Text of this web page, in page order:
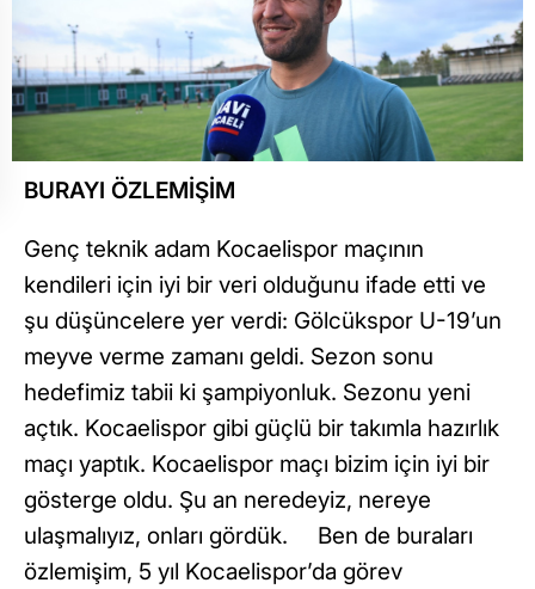
BURAYI ÖZLEMİŞİM
Genç teknik adam Kocaelispor maçının
kendileri için iyi bir veri olduğunu ifade etti ve
şu düşüncelere yer verdi: Gölcükspor U-19’un
meyve verme zamanı geldi. Sezon sonu
hedefimiz tabii ki şampiyonluk. Sezonu yeni
açtık. Kocaelispor gibi güçlü bir takımla hazırlık
maçı yaptık. Kocaelispor maçı bizim için iyi bir
gösterge oldu. Şu an neredeyiz, nereye
ulaşmalıyız, onları gördük. Ben de buraları
özlemişim, 5 yıl Kocaelispor’da görev